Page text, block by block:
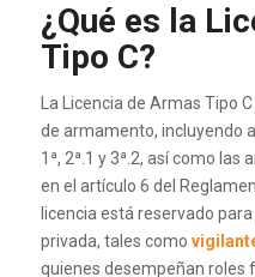
¿Qué es la
Tipo C?
La Licencia de Armas Tipo
de armamento, incluyendo
1ª, 2ª.1 y 3ª.2, así como
en el artículo 6 del
licencia está reservado
privada, tales como
quienes desempeñan roles